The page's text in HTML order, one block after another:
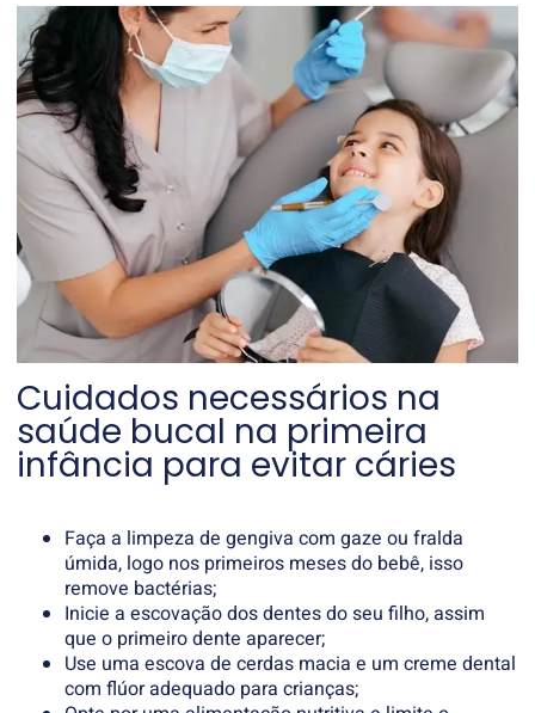
Cuidados necessários na
saúde bucal na primeira
infância para evitar cáries
Faça a limpeza de gengiva com gaze ou fralda
úmida, logo nos primeiros meses do bebê, isso
remove bactérias;
Inicie a escovação dos dentes do seu filho, assim
que o primeiro dente aparecer;
Use uma escova de cerdas macia e um creme dental
com flúor adequado para crianças;